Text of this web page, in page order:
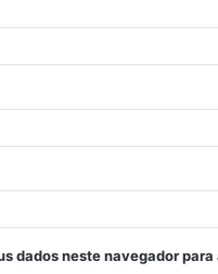
dados neste navegador